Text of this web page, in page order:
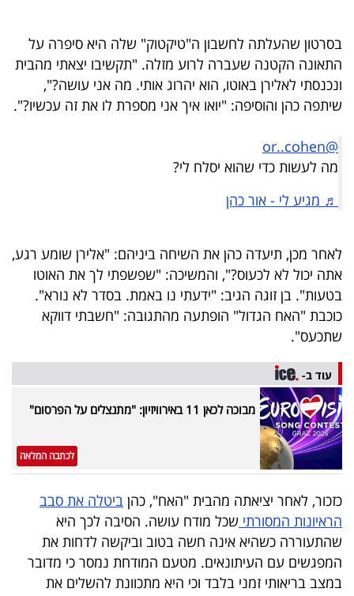
TOP-
5
המילון
הכלכלי
פודקאסט
40
40
שיתופי
פעולה
דרושים
ניוזלטרים
מייל
אדום
בסרטון שהעלתה לחשבון ה"טיקטוק" שלה היא סיפרה על
התאונה הקטנה שעברה לרוע מזלה. "תקשיבו יצאתי מהבית
ונכנסתי לאלירן באוטו, הוא יהרוג אותי. מה אני עושה?",
שיתפה כהן והוסיפה: "יואו איך אני מספרת לו את זה עכשיו?".
@or..cohen
מה לעשות כדי שהוא יסלח לי?
♬ מגיע לי - אור כהן
לאחר מכן, תיעדה כהן את השיחה ביניהם: "אלירן שומע רגע,
אתה יכול לא לכעוס?", והמשיכה: "שפשפתי לך את האוטו
בטעות". בן זוגה הגיב: "ידעתי נו באמת. בסדר לא נורא".
כוכבת "האח הגדול" הופתעה מהתגובה: "חשבתי דווקא
שתכעס".
עוד ב-
מבוכה לכאן 11 באירוויזיון: "מתנצלים על הפרסום"
לכתבה המלאה
כזכור, לאחר יציאתה מהבית "האח", כהן ביטלה את סבב
הראיונות המסורתי שכל מודח עושה. הסיבה לכך היא
שהתעוררה כשהיא אינה חשה בטוב וביקשה לדחות את
המפגשים עם העיתונאים. מטעם המודחת נמסר כי מדובר
במצב בריאותי זמני בלבד וכי היא מתכוונת להשלים את